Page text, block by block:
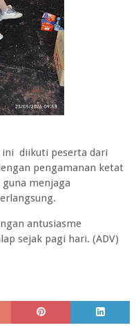
ini diikuti peserta dari
pengamanan ketat
menjaga
antusiasme
sejak pagi hari. (ADV)